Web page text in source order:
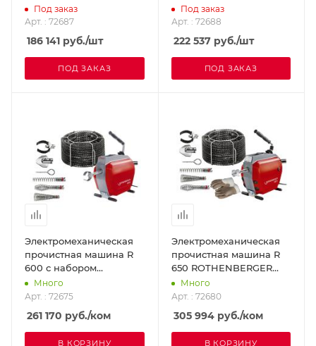
принадлежностей и
инструмента
ROTHENBERGER 72687
Под заказ
Арт. : 72687
186 141 руб./шт
ПОД ЗАКАЗ
виброгасящим шлангом
ROTHENBERGER 72688
Под заказ
Арт. : 72688
222 537руб./шт
ПОД ЗАКАЗ
Электромеханическая
прочистная машина R
600 с набором
принадлежностей и
инструмента
ROTHENBERGER 72675
Много
Арт. : 72675
261 170 руб./ком
В КОРЗИНУ
Электромеханическая
прочистная машина R
650 ROTHENBERGER
72680
Много
Арт. : 72680
305 994руб./ком
В КОРЗИНУ